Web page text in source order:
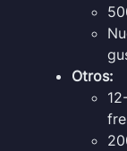
Otros: